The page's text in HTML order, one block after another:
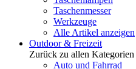
Taschenmesser
Werkzeuge
Alle Artikel anzeigen
Outdoor & Freizeit
Zurück zu allen Kategorien
Auto und Fahrrad